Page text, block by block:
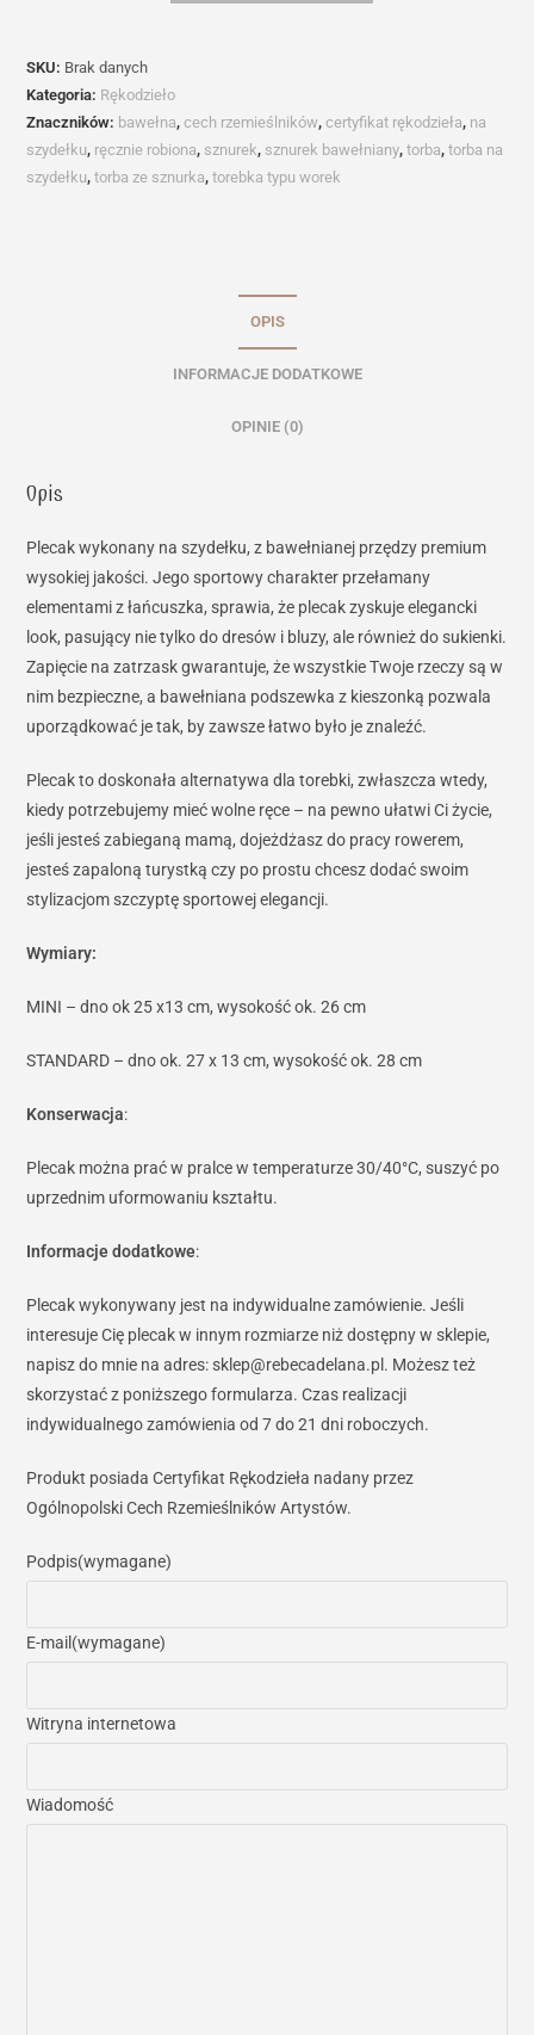
REBECA
SKU: Brak danych
Kategoria: Rękodzieło
Znaczników: bawełna,cech rzemieślników,certyfikat rękodzieła, na
szydełku, ręcznie robiona, sznurek, sznurek bawełniany,torba,torba na
szydełku,torba ze sznurka,torebka typu worek
OPIS
INFORMACJE DODATKOWE
OPINIE (0)
Opis
Plecak wykonany na szydełku, z bawełnianej przędzy premium
wysokiej jakości. Jego sportowy charakter przełamany
elementami z łańcuszka, sprawia, że plecak zyskuje elegancki
look, pasujący nie tylko do dresów i bluzy, ale również do sukienki.
Zapięcie na zatrzask gwarantuje, że wszystkie Twoje rzeczy są w
nim bezpieczne, a bawełniana podszewka z kieszonką pozwala
uporządkować je tak, by zawsze łatwo było je znaleźć.
Plecak to doskonała alternatywa dla torebki, zwłaszcza wtedy,
kiedy potrzebujemy mieć wolne ręce – na pewno ułatwi Ci życie,
jeśli jesteś zabieganą mamą, dojeżdżasz do pracy rowerem,
jesteś zapaloną turystką czy po prostu chcesz dodać swoim
stylizacjom szczyptę sportowej elegancji.
Wymiary:
MINI – dno ok 25 x13 cm, wysokość ok. 26 cm
STANDARD – dno ok. 27 x 13 cm, wysokość ok. 28 cm
Konserwacja:
Plecak można prać w pralce w temperaturze 30/40°C, suszyć po
uprzednim uformowaniu kształtu.
Informacje dodatkowe:
Plecak wykonywany jest na indywidualne zamówienie. Jeśli
interesuje Cię plecak w innym rozmiarze niż dostępny w sklepie,
napisz do mnie na adres: sklep@rebecadelana.pl. Możesz też
skorzystać z poniższego formularza. Czas realizacji
indywidualnego zamówienia od 7 do 21 dni roboczych.
Produkt posiada Certyfikat Rękodzieła nadany przez
Ogólnopolski Cech Rzemieślników Artystów.
Podpis(wymagane)
E-mail (wymagane)
Witryna internetowa
Wiadomość